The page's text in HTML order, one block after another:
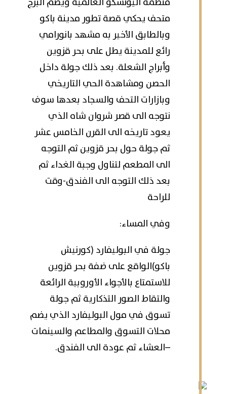
متحف يحكي قصة تطور مدينة باكو
وبالطابق الأخير به مشهد بانورامي
رائع للمدينة يطل على بحر قزوين
وأبراج الشعلة. بعد ذلك جولة داخل
الحصن ومشاهدة الحي التاريخي
وبازارات التحف والسجاد بعدها سوف
نتوجه الى قصر شروان شاه الذي
يعود تاريخه الى القرن الخامس عشر
ثم جولة حول بحر قزوين ثم التوجه
الى المطعم لتناول وجبة الغداء ثم
بعد ذلك التوجه الى الفندق-وقت
للراحة
وفي المساء:
جولة في البوليفارد (كورنيش
باكو)الواقع على ضفة بحر قزوين
للاستمتاع بالأجواء الأوروبية الرائعة
والتقاط الصور التذكارية ثم جولة
تسوق في مول البوليفارد الذي يضم
محلات التسوق والمطاعم والسينمات
–العشاء ثم عودة الى الفندق.